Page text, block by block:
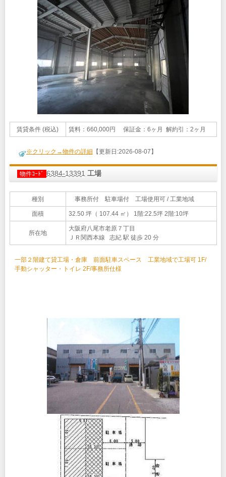
賃貸条件 (税込) 賃料：660,000円 保証金：6ヶ月 解約引：2ヶ月
※クリック→物件の詳細 【更新日:2026-08-07】
物件ｺｰﾄﾞ 6384-13391 工場
種別 事務所付 駐車場付 工場使用可 / 工業地域
面積 32.50 坪（ 107.44 ㎡） 1階:22.5坪 2階:10坪
所在地
大阪府八尾市老原７丁目
ＪＲ関西本線 志紀 駅 徒歩 20 分
一部２階建て貸工場・倉庫 前面駐車スペース 工業地域で工場可 1F/
手動シャッター・トイレ 2F/事務所仕様